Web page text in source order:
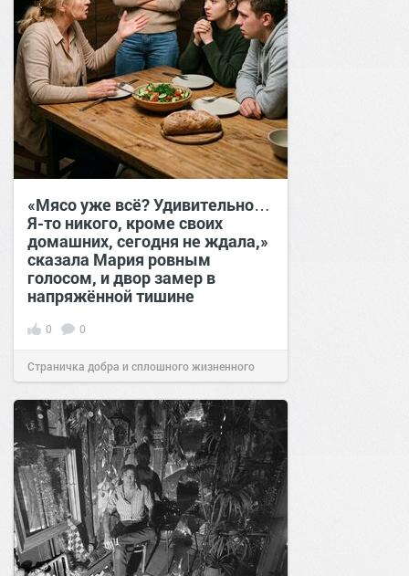
«Мясо уже всё? Удивительно…
Я-то никого, кроме своих
домашних, сегодня не ждала,»
сказала Мария ровным
голосом, и двор замер в
напряжённой тишине
0 0
Страничка добра и сплошного жизненного
позитива!15:3807 авг 2026